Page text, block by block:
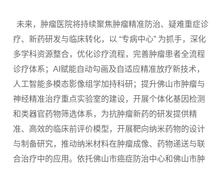
未来，肿瘤医院将持续聚焦肿瘤精准防治、疑难重症诊
疗、新药研发与临床转化，以 “专病中心” 为抓手，深化
多学科资源整合，优化诊疗流程，完善肿瘤患者全流程
诊疗体系；AI赋能自动勾画及自适应精准放疗新技术，
人工智能多模态影像组学加持科研；提升佛山市肿瘤与
神经精准治疗重点实验室的建设，开展个体化基因检测
和类器官药物筛选体系，为抗肿瘤新药的研发提供精
准、高效的临床前评价模型，开展靶向纳米药物的设计
与制备研究，推动纳米材料在肿瘤成像、药物递送与联
合治疗中的应用。依托佛山市癌症防治中心和佛山市肿